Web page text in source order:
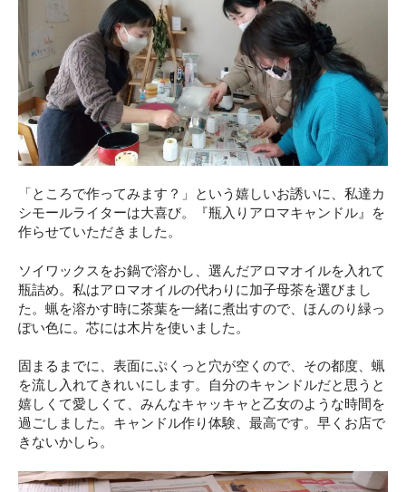
「ところで作ってみます？」という嬉しいお誘いに、私達カ
シモールライターは大喜び。『瓶入りアロマキャンドル』を
作らせていただきました。
ソイワックスをお鍋で溶かし、選んだアロマオイルを入れて
瓶詰め。私はアロマオイルの代わりに加子母茶を選びまし
た。蝋を溶かす時に茶葉を一緒に煮出すので、ほんのり緑っ
ぽい色に。芯には木片を使いました。
固まるまでに、表面にぷくっと穴が空くので、その都度、蝋
を流し入れてきれいにします。自分のキャンドルだと思うと
嬉しくて愛しくて、みんなキャッキャと乙女のような時間を
過ごしました。キャンドル作り体験、最高です。早くお店で
きないかしら。